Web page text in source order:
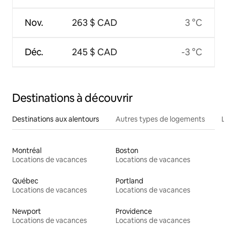
Nov.
Déc.
263 $ CAD
245 $ CAD
3 °C
-3 °C
Destinations à découvrir
Destinations aux alentours Autres types de logements
Montréal
Locations de vacances
Boston
Locations de vacances
Québec
Locations de vacances
Portland
Locations de vacances
Newport
Locations de vacances
Providence
Locations de vacances